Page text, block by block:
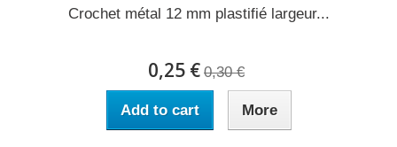
Crochet métal 12 mm plastifié largeur...
0,25 € 0,30 €
Add to cart More